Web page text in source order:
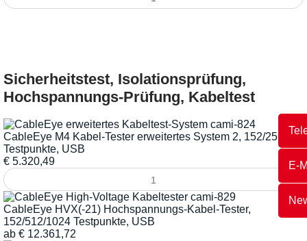
E-
Sicherheitstest, Isolationsprüfung,
Hochspannungs-Prüfung, Kabeltest
CableEye M4 Kabel-Tester erweitertes System 2, 152/2560
Testpunkte, USB
€ 5.320,49
CableEye HVX(-21) Hochspannungs-Kabel-Tester,
152/512/1024 Testpunkte, USB
ab € 12.361,72